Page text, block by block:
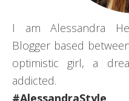
I am Alessandra
Blogger based
optimistic girl, a
addicted.